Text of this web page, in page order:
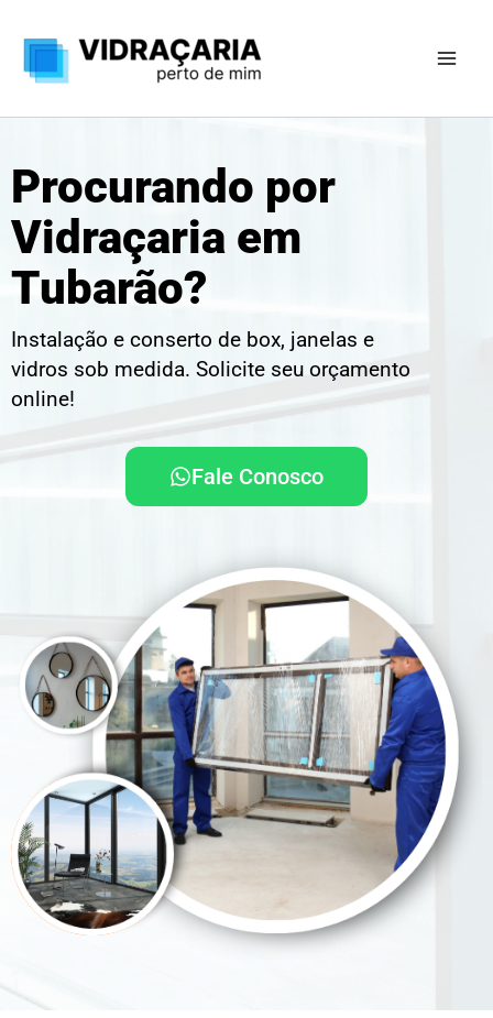
para
Procurando por
Vidraçaria em
Tubarão?
Instalação e conserto de box, janelas e
vidros sob medida. Solicite seu orçamento
online!
Fale Conosco